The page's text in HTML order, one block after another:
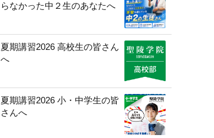
らなかった中２生のあなたへ
夏期講習2026 高校生の皆さん
へ
夏期講習2026 小・中学生の皆
さんへ